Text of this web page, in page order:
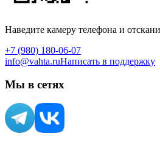
Наведите камеру телефона и
+7 (980) 180-06-07
info@vahta.ruНаписать в поддержку
Мы в сетях